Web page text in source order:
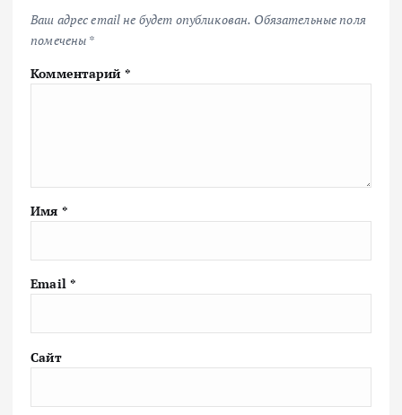
Ваш адрес email не будет опубликован. Обязательные поля
помечены *
Комментарий *
Имя *
Email *
Сайт